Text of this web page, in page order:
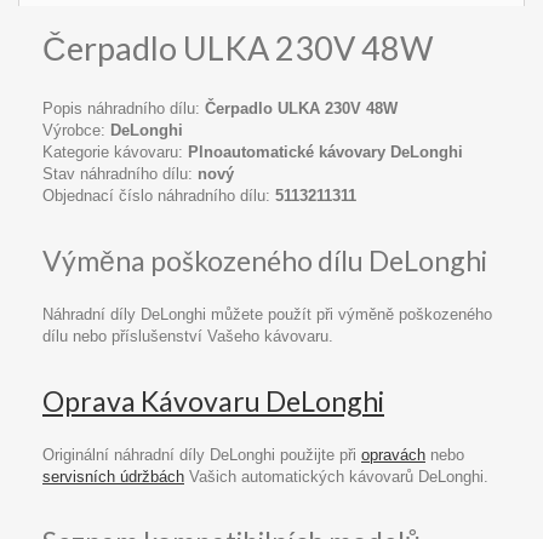
Čerpadlo ULKA 230V 48W
Popis náhradního dílu: Čerpadlo ULKA 230V 48W
Výrobce: DeLonghi
Kategorie kávovaru: Plnoautomatické kávovary DeLonghi
Stav náhradního dílu: nový
Objednací číslo náhradního dílu: 5113211311
Výměna poškozeného dílu DeLonghi
Náhradní díly DeLonghi můžete použít při výměně poškozeného
dílu nebo příslušenství Vašeho kávovaru.
Oprava Kávovaru DeLonghi
Originální náhradní díly DeLonghi použijte při opravách nebo
servisních údržbách Vašich automatických kávovarů DeLonghi.